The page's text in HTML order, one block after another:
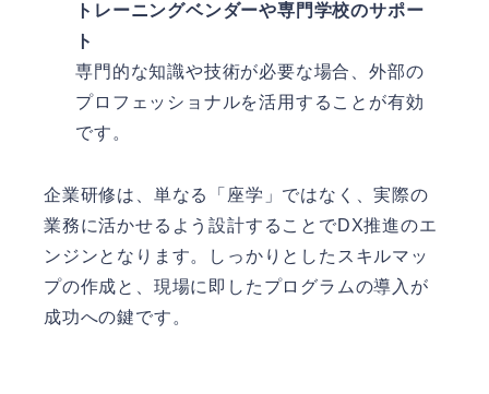
トレーニングベンダーや専門学校のサポー
ト
専門的な知識や技術が必要な場合、外部の
プロフェッショナルを活用することが有効
です。
企業研修は、単なる「座学」ではなく、実際の
業務に活かせるよう設計することでDX推進のエ
ンジンとなります。しっかりとしたスキルマッ
プの作成と、現場に即したプログラムの導入が
成功への鍵です。